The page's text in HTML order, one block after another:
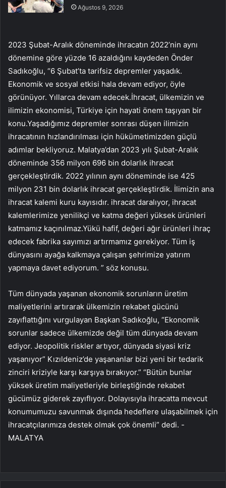
Ağustos 9, 2026
2023 Şubat-Aralık döneminde ihracatın 2022’nin aynı
dönemine göre yüzde 16 azaldığını kaydeden Önder
Sadıkoğlu, “6 Şubat’ta tarifsiz depremler yaşadık.
Ekonomik ve sosyal etkisi hala devam ediyor, öyle
görünüyor. Yıllarca devam edecek.İhracat, ülkemizin ve
ilimizin ekonomisi, Türkiye için hayati önem taşıyan bir
konu.Yaşadığımız depremler sonrası düşen ilimizin
ihracatının hızlandırılması için hükümetimizden güçlü
adımlar bekliyoruz. Malatya’dan 2023 yılı Şubat-Aralık
döneminde 356 milyon 696 bin dolarlık ihracat
gerçekleştirdik. 2022 yılının aynı döneminde ise 425
milyon 231 bin dolarlık ihracat gerçekleştirdik. İlimizin ana
ihracat kalemi kuru kayısıdır. ihracat daralıyor, ihracat
kalemlerimize yenilikçi ve katma değeri yüksek ürünleri
katmamız kaçınılmaz.Yükü hafif, değeri ağır ürünleri ihraç
edecek fabrika sayımızı artırmamız gerekiyor. Tüm iş
dünyasını ayağa kalkmaya çalışan şehrimize yatırım
yapmaya davet ediyorum. ” söz konusu.
Tüm dünyada yaşanan ekonomik sorunların üretim
maliyetlerini artırarak ülkemizin rekabet gücünü
zayıflattığını vurgulayan Başkan Sadıkoğlu, “Ekonomik
sorunlar sadece ülkemizde değil tüm dünyada devam
ediyor. Jeopolitik riskler artıyor, dünyada siyasi kriz
yaşanıyor” Kızıldeniz’de yaşananlar bizi yeni bir tedarik
zinciri kriziyle karşı karşıya bırakıyor.” “Bütün bunlar
yüksek üretim maliyetleriyle birleştiğinde rekabet
gücümüz giderek zayıflıyor. Dolayısıyla ihracatta mevcut
konumumuzu savunmak dışında hedeflere ulaşabilmek için
ihracatçılarımıza destek olmak çok önemli” dedi. -
MALATYA